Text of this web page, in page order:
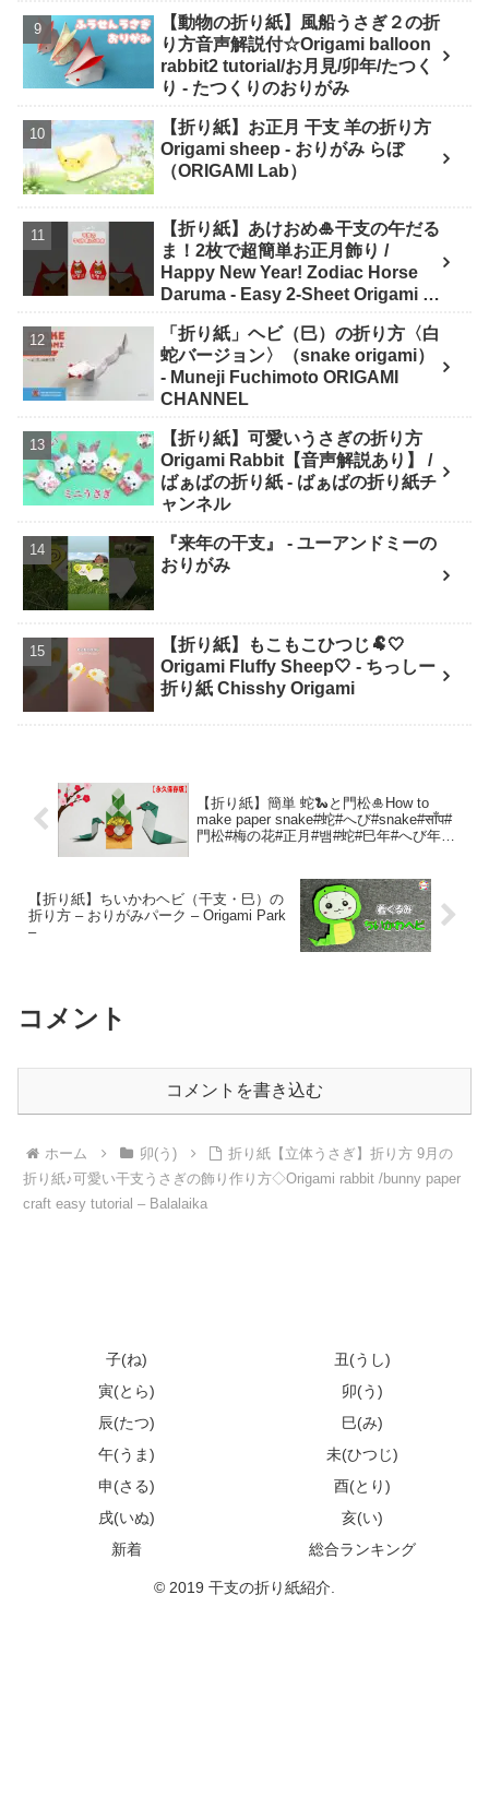
【動物の折り紙】風船うさぎ２の折
り方音声解説付☆Origami balloon
rabbit2 tutorial/お月見/卯年/たつく
り - たつくりのおりがみ
【折り紙】お正月 干支 羊の折り方
Origami sheep - おりがみ らぼ
（ORIGAMI Lab）
【折り紙】あけおめ🎍干支の午だる
ま！2枚で超簡単お正月飾り /
Happy New Year! Zodiac Horse
Daruma - Easy 2-Sheet Origami -
「折り紙」ヘビ（巳）の折り方〈白
蛇バージョン〉（snake origami）
- Muneji Fuchimoto ORIGAMI
CHANNEL
【折り紙】可愛いうさぎの折り方
Origami Rabbit【音声解説あり】 /
ばぁばの折り紙 - ばぁばの折り紙チ
ャンネル
『来年の干支』 - ユーアンドミーの
おりがみ
【折り紙】もこもこひつじ🐏🤍
Origami Fluffy Sheep🤍 - ちっしー
折り紙 Chisshy Origami
【折り紙】簡単 蛇🐍と門松🎍How to
make paper snake#蛇#へび#snake#साँप#
門松#梅の花#正月#뱀#蛇#巳年#へび年#
【折り紙】ちいかわヘビ（干支・巳）の
折り方 – おりがみパーク – Origami Park
–
コメント
コメントを書き込む
ホーム 卯(う)
折り紙【立体うさぎ】折り方 9月の
折り紙♪可愛い干支うさぎの飾り作り方◇Origami rabbit /bunny paper
craft easy tutorial – Balalaika
子(ね)
丑(うし)
寅(とら)
卯(う)
辰(たつ)
巳(み)
午(うま)
未(ひつじ)
申(さる)
酉(とり)
戌(いぬ)
亥(い)
新着
総合ランキング
© 2019 干支の折り紙紹介.